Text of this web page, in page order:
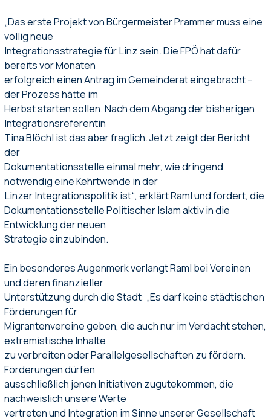
„Das erste Projekt von Bürgermeister Prammer muss eine
völlig neue
Integrationsstrategie für Linz sein. Die FPÖ hat dafür
bereits vor Monaten
erfolgreich einen Antrag im Gemeinderat eingebracht –
der Prozess hätte im
Herbst starten sollen. Nach dem Abgang der bisherigen
Integrationsreferentin
Tina Blöchl ist das aber fraglich. Jetzt zeigt der Bericht
der
Dokumentationsstelle einmal mehr, wie dringend
notwendig eine Kehrtwende in der
Linzer Integrationspolitik ist“, erklärt Raml und fordert, die
Dokumentationsstelle Politischer Islam aktiv in die
Entwicklung der neuen
Strategie einzubinden.
Ein besonderes Augenmerk verlangt Raml bei Vereinen
und deren finanzieller
Unterstützung durch die Stadt: „Es darf keine städtischen
Förderungen für
Migrantenvereine geben, die auch nur im Verdacht stehen,
extremistische Inhalte
zu verbreiten oder Parallelgesellschaften zu fördern.
Förderungen dürfen
ausschließlich jenen Initiativen zugutekommen, die
nachweislich unsere Werte
vertreten und Integration im Sinne unserer Gesellschaft